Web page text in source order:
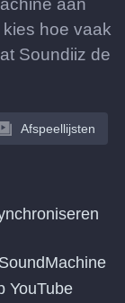
aan
hoe vaak
Soundiiz de
Afspeellijsten
YouTube